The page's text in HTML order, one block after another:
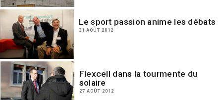
Le sport passion anime les débats
31 AOÛT 2012
Flexcell dans la tourmente du
solaire
27 AOÛT 2012